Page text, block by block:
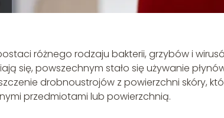
różnego rodzaju bakterii, grzybów i
się, powszechnym stało się używanie
drobnoustrojów z powierzchni skóry,
przedmiotami lub powierzchnią.